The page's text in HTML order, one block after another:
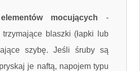
mocujących -
blaszki (łapki lub
szybę. Jeśli śruby są
je naftą, napojem typu